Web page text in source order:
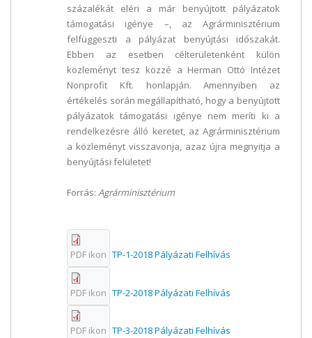
százalékát eléri a már benyújtott pályázatok
támogatási igénye –, az Agrárminisztérium
felfüggeszti a pályázat benyújtási időszakát.
Ebben az esetben célterületenként külön
közleményt tesz közzé a Herman Ottó Intézet
Nonprofit Kft. honlapján. Amennyiben az
értékelés során megállapítható, hogy a benyújtott
pályázatok támogatási igénye nem meríti ki a
rendelkezésre álló keretet, az Agrárminisztérium
a közleményt visszavonja, azaz újra megnyitja a
benyújtási felületet!
Forrás: Agrárminisztérium
PDF ikon TP-1-2018 Pályázati Felhívás
PDF ikon TP-2-2018 Pályázati Felhívás
PDF ikon TP-3-2018 Pályázati Felhívás